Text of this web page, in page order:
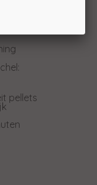
pellets